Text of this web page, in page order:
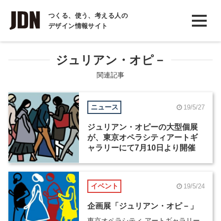
つくる、使う、考える人の
デザイン情報サイト
INTERVIEW
インタビュー
REPORT
COLUMN
コラム
ジュリアン・オピ－
関連記事
ニュース 19/5/27
ジュリアン・オピーの大型個展
が、東京オペラシティアートギ
ャラリーにて7月10日より開催
イベント 19/5/24
企画展「ジュリアン・オピ－」